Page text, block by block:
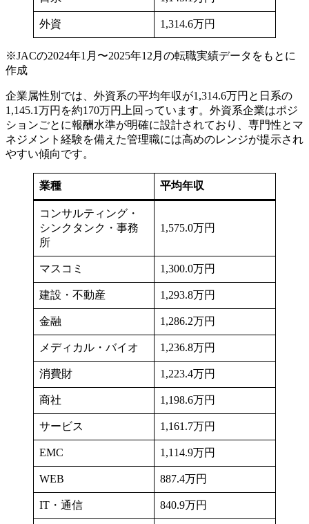
外資 1,314.6万円
※JACの2024年1月〜2025年12月の転職実績データをもとに
作成
企業属性別では、外資系の平均年収が1,314.6万円と日系の
1,145.1万円を約170万円上回っています。外資系企業はポジ
ションごとに報酬水準が明確に設計されており、専門性とマ
ネジメント経験を備えた管理職には高めのレンジが提示され
やすい傾向です。
業種 平均年収
コンサルティング・
シンクタンク・事務
所
1,575.0万円
マスコミ 1,300.0万円
建設・不動産 1,293.8万円
金融 1,286.2万円
メディカル・バイオ 1,236.8万円
消費財 1,223.4万円
商社 1,198.6万円
サービス 1,161.7万円
EMC 1,114.9万円
WEB 887.4万円
IT・通信 840.9万円